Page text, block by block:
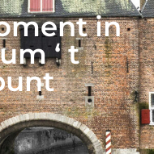
in
‘ t